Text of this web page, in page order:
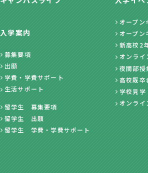
入学案内
募集要項
出願
学費・学費サポート
生活サポート
留学生 募集要項
留学生 出願
留学生 学費・学費サポート
オープン
オープン
新高校2
オンライ
夜間部授
高校既卒
学校見学
オンライ